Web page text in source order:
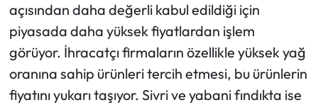
açısından daha değerli kabul edildiği için
piyasada daha yüksek fiyatlardan işlem
görüyor. İhracatçı firmaların özellikle yüksek yağ
oranına sahip ürünleri tercih etmesi, bu ürünlerin
fiyatını yukarı taşıyor. Sivri ve yabani fındıkta ise